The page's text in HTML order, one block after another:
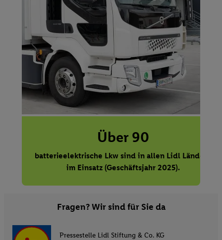
Über 90
batterieelektrische Lkw sind in allen Lidl Ländern
im Einsatz (Geschäftsjahr 2025).
Fragen? Wir sind für Sie da
Pressestelle Lidl Stiftung & Co. KG